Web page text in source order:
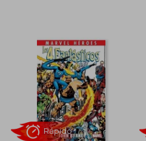
5%
dcto. 15,20 €